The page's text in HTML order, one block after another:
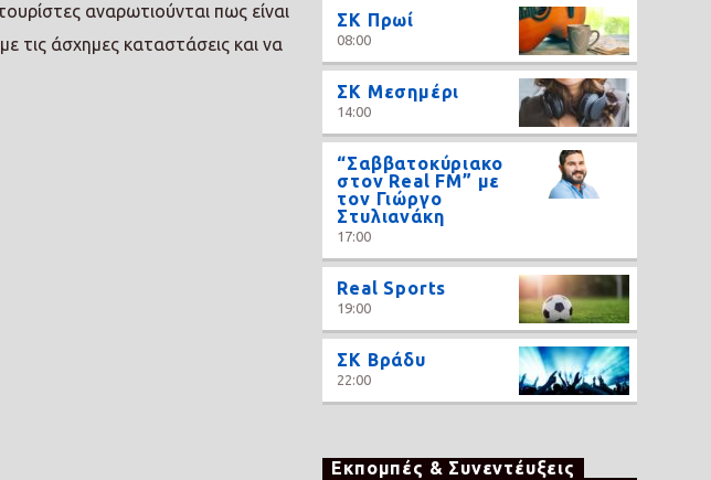
αναρωτιούνται πως είναι
τις άσχημες καταστάσεις και να
ΣΚ Πρωί
08:00
ΣΚ Μεσημέρι
14:00
“Σαββατοκύριακο
στον Real FM” με
τον Γιώργο
Στυλιανάκη
17:00
Real Sports
19:00
ΣΚ Βράδυ
22:00
Εκπομπές & Συνεντέυξεις